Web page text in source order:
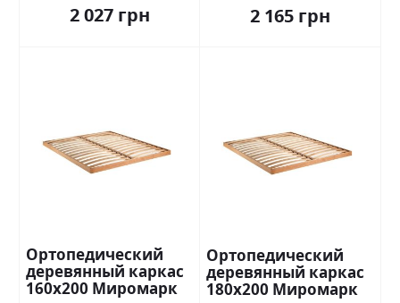
2 027 грн 2 165 грн
Ортопедический
деревянный каркас
160х200 Миромарк
Ортопедический
деревянный каркас
180х200 Миромарк